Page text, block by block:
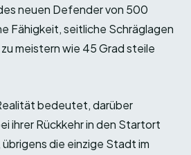
neuen Defender von 500
Fähigkeit, seitliche Schräglagen
meistern wie 45 Grad steile
bedeutet, darüber
ihrer Rückkehr in den Startort
die einzige Stadt im